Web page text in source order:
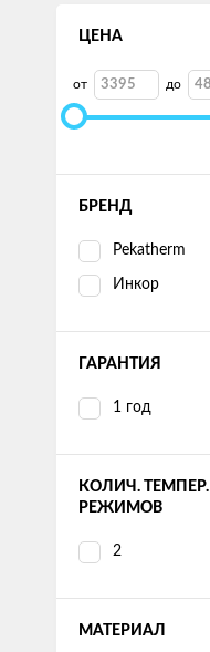
ЦЕНА
от до
БРЕНД
Pekatherm
Инкор
ГАРАНТИЯ
1 год
КОЛИЧ. ТЕМПЕР.
РЕЖИМОВ
2
МАТЕРИАЛ